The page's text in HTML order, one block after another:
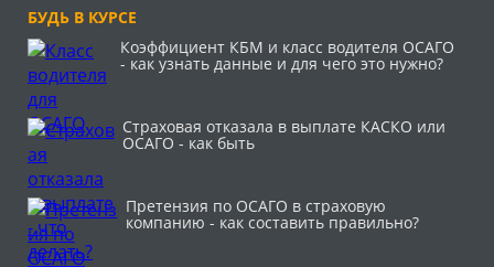
БУДЬ В КУРСЕ
Коэффициент КБМ и класс водителя ОСАГО
- как узнать данные и для чего это нужно?
Страховая отказала в выплате КАСКО или
ОСАГО - как быть
Претензия по ОСАГО в страховую
компанию - как составить правильно?